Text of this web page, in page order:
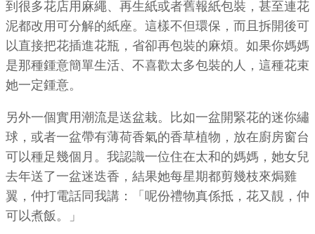
到很多花店用麻繩、再生紙或者舊報紙包裝，甚至連花
泥都改用可分解的紙座。這樣不但環保，而且拆開後可
以直接把花插進花瓶，省卻再包裝的麻煩。如果你媽媽
是那種鍾意簡單生活、不喜歡太多包裝的人，這種花束
她一定鍾意。
另外一個實用潮流是送盆栽。比如一盆開緊花的迷你繡
球，或者一盆帶有薄荷香氣的香草植物，放在廚房窗台
可以種足幾個月。我認識一位住在太和的媽媽，她女兒
去年送了一盆迷迭香，結果她每星期都剪幾枝來焗雞
翼，仲打電話同我講：「呢份禮物真係抵，花又靚，仲
可以煮飯。」